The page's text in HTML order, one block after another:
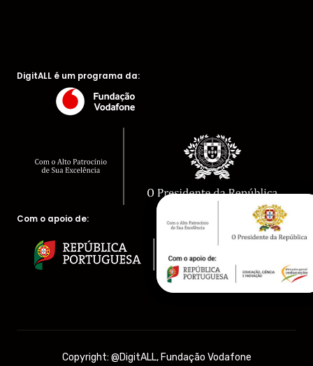
DigitALL é um programa da:
Com o apoio de:
Copyright: @DigitALL, Fundação Vodafone